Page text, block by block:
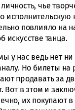
чье
исполнительскую
повлияло на
искусстве танца.
у нас ведь нет
Но билеты на
продавать за
Вот в этом и
их покупают